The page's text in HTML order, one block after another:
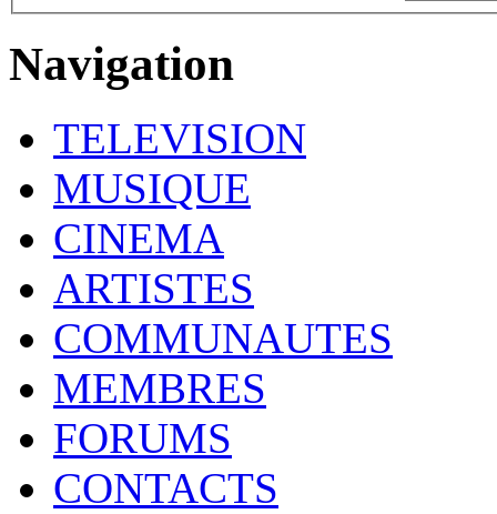
Navigation
TELEVISION
MUSIQUE
CINEMA
ARTISTES
COMMUNAUTES
MEMBRES
FORUMS
CONTACTS